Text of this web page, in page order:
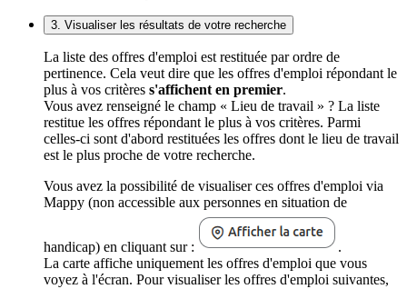
3. Visualiser les résultats de votre recherche
La liste des offres d'emploi est restituée par ordre de
pertinence. Cela veut dire que les offres d'emploi répondant le
plus à vos critères s'affichent en premier.
Vous avez renseigné le champ « Lieu de travail » ? La liste
restitue les offres répondant le plus à vos critères. Parmi
celles-ci sont d'abord restituées les offres dont le lieu de travail
est le plus proche de votre recherche.
Vous avez la possibilité de visualiser ces offres d'emploi via
Mappy (non accessible aux personnes en situation de
handicap) en cliquant sur :
.
La carte affiche uniquement les offres d'emploi que vous
voyez à l'écran. Pour visualiser les offres d'emploi suivantes,